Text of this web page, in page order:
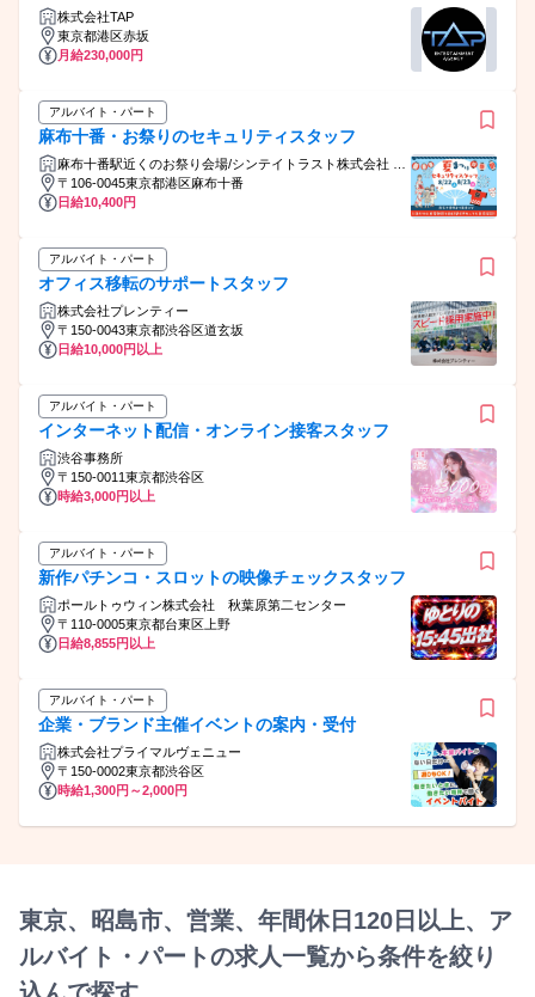
株式会社TAP
東京都港区赤坂
月給230,000円
アルバイト・パート
麻布十番・お祭りのセキュリティスタッフ
⿇布⼗番駅近くのお祭り会場/シンテイトラスト株式会社 渋
谷支社
〒106-0045東京都港区麻布十番
日給10,400円
アルバイト・パート
オフィス移転のサポートスタッフ
株式会社プレンティー
〒150-0043東京都渋谷区道玄坂
日給10,000円以上
アルバイト・パート
インターネット配信・オンライン接客スタッフ
渋谷事務所
〒150-0011東京都渋谷区
時給3,000円以上
アルバイト・パート
新作パチンコ・スロットの映像チェックスタッフ
ポールトゥウィン株式会社 秋葉原第二センター
〒110-0005東京都台東区上野
日給8,855円以上
アルバイト・パート
企業・ブランド主催イベントの案内・受付
株式会社プライマルヴェニュー
〒150-0002東京都渋谷区
時給1,300円～2,000円
東京、昭島市、営業、年間休日120日以上、ア
ルバイト・パートの求人一覧から条件を絞り